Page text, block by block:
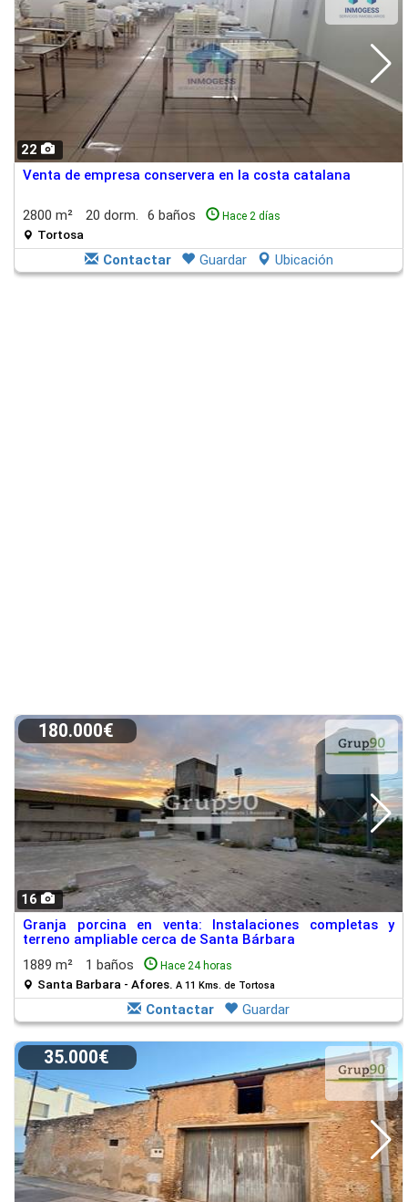
22
Venta de empresa conservera en la costa catalana
2800 m² 20 dorm. 6 baños Hace 2 días
Tortosa
Contactar Guardar Ubicación
16
180.000€
Granja porcina en venta: Instalaciones completas y
terreno ampliable cerca de Santa Bárbara
1889 m²
1 baños Hace 24 horas
Santa Barbara - Afores. A 11 Kms. de Tortosa
Contactar Guardar
35.000€